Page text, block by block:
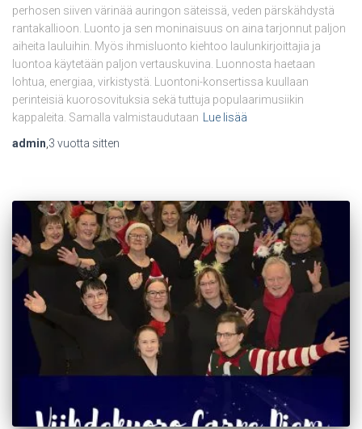
perhosen siiven värinää auringon säteissä, veden pärskähdystä
rantakallioon. Luonto ja sen moninaisuus on aina tarjonnut paljon
aiheita lauluihin. Myös ihmisluonto kiehtoo laulunkirjoittajia ja
luontoa käytetään paljon vertauskuvina. Luonnosta haetaan
lohtua, energiaa, virkistystä. Luontoni-konsertissa kuullaan
perinteisiä kuorosovituksia sekä tuttuja populaarimusiikin
kappaleita. Samalla valmistaudutaan
Lue lisää
admin 3 vuotta sitten